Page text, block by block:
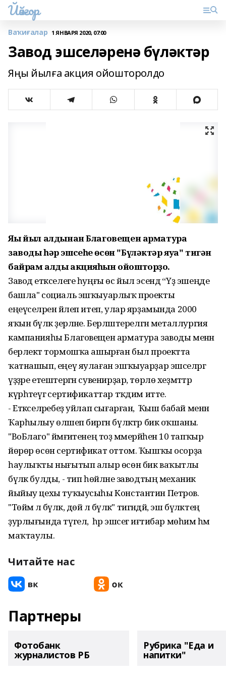
Йәйғор
Ваҡиғалар 1 ЯНВАРЯ 2020, 07:00
Завод эшселәренә бүләктәр
Яңы йылға акция ойошторолдо
Яңы йыл алдынан Благовещен арматура
заводы һәр эшсеһе өсөн "Бүләктәр яуа" тигән
байрам алды акцияһын ойошторҙо.
Завод етәкселеге һуңғы өс йыл эсендә “Үҙ эшеңде
башла" социаль эшҡыуарлыҡ проекты
еңеүселәрен йәлеп итеп, улар ярҙамында 2000
яҡын бүләк әҙерләне. Берләштерелгән металлургия
кампанияһы Благовещен арматура заводы менән
берлектә тормошҡа ашырған был проектта
ҡатнашып, еңеү яулаған эшҡыуарҙар эшселәргә
үҙҙәре етештергән сувенирҙар, төрлө хеҙмәттәр
күрһәтеүгә сертификаттар тәҡдим итте.
- Етәкселәребеҙ уйлап сығарған, ә Ҡыш бабай менән
Ҡарһылыу өләшеп биргән бүләктәр бик оҡшаны.
"ВоБлаго" йәмғиәтенең тоҙ мәмерйәһенә 10 тапҡыр
йөрөр өсөн сертификат оттом. Ҡышҡы осорҙа
һаулыҡты нығытып алыр өсөн бик ваҡытлы
бүләк булды, - тип һөйләне заводтың механик
йыйыу цехы туҡыусыһы Константин Петров.
"Төймә лә бүләк, дөйә лә бүләк" тигәндәй, эш бүләктең
ҙурлығында түгел, ә һәр эшсегә иғтибар мөһим һәм
маҡтаулы.
Читайте нас
Партнеры
Фотобанк
журналистов РБ
Рубрика "Еда и
напитки"